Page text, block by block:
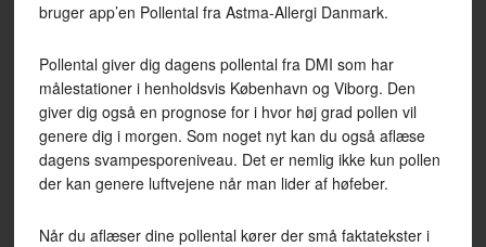
bruger app’en Pollental fra Astma-Allergi Danmark.
Pollental giver dig dagens pollental fra DMI som har
målestationer i henholdsvis København og Viborg. Den
giver dig også en prognose for i hvor høj grad pollen vil
genere dig i morgen. Som noget nyt kan du også aflæse
dagens svampesporeniveau. Det er nemlig ikke kun pollen
der kan genere luftvejene når man lider af høfeber.
Når du aflæser dine pollental kører der små faktatekster i